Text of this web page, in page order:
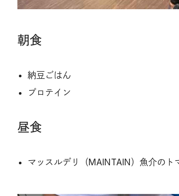
朝食
納豆ごはん
プロテイン
昼食
マッスルデリ（MAINTAIN）魚介のト